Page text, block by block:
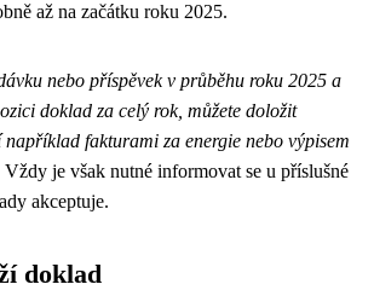
až na začátku roku 2025.
nebo příspěvek v průběhu roku 2025 a
doklad za celý rok, můžete doložit
fakturami za energie nebo výpisem
Vždy je však nutné informovat se u příslušné
akceptuje.
doklad